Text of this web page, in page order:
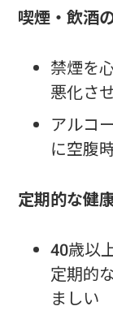
喫煙・飲酒
禁煙を
悪化さ
アルコ
に空腹
定期的な健
40歳以
定期的
ましい